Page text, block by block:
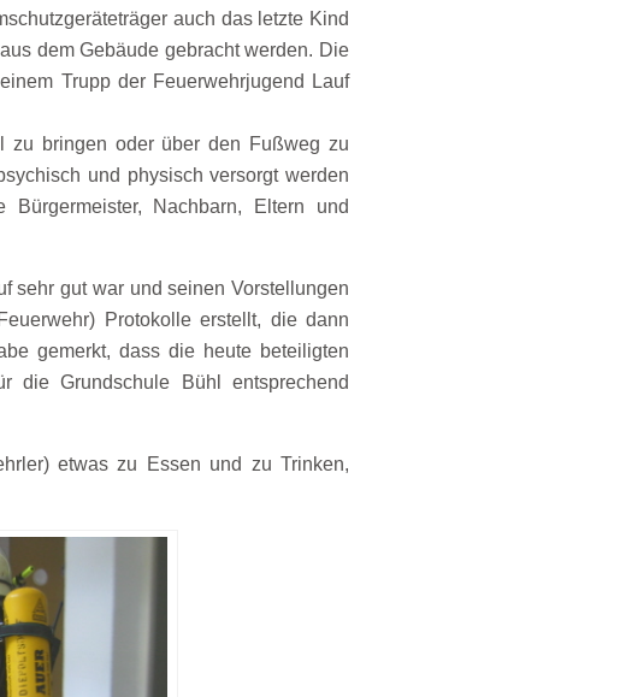
auch das letzte Kind
dem Gebäude gebracht werden. Die
Trupp der Feuerwehrjugend Lauf
zu bringen oder über den Fußweg zu
und physisch versorgt werden
Nachbarn, Eltern und
sehr gut war und seinen Vorstellungen
Protokolle erstellt, die dann
gemerkt, dass die heute beteiligten
die Grundschule Bühl entsprechend
etwas zu Essen und zu Trinken,